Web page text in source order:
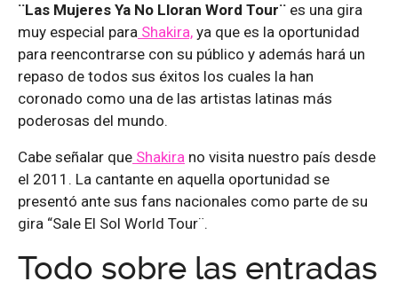
¨Las Mujeres Ya No Lloran Word Tour¨ es una gira
muy especial para Shakira, ya que es la oportunidad
para reencontrarse con su público y además hará un
repaso de todos sus éxitos los cuales la han
coronado como una de las artistas latinas más
poderosas del mundo.
Cabe señalar que Shakira no visita nuestro país desde
el 2011. La cantante en aquella oportunidad se
presentó ante sus fans nacionales como parte de su
gira “Sale El Sol World Tour¨.
Todo sobre las entradas